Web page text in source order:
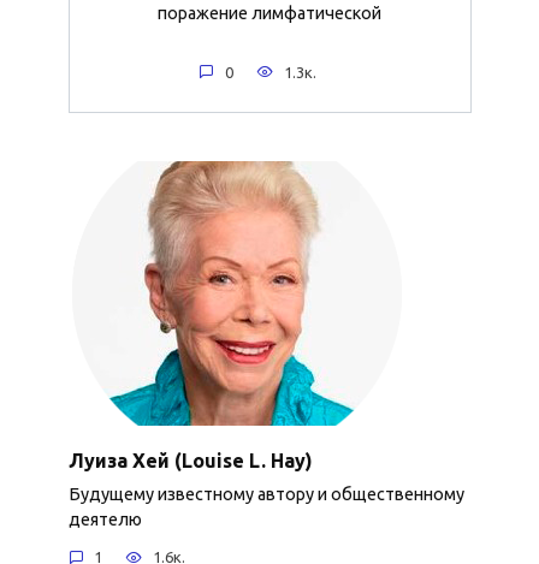
поражение лимфатической
0 1.3к.
Луиза Хей (Louise L. Hay)
Будущему известному автору и общественному
деятелю
1 1.6к.